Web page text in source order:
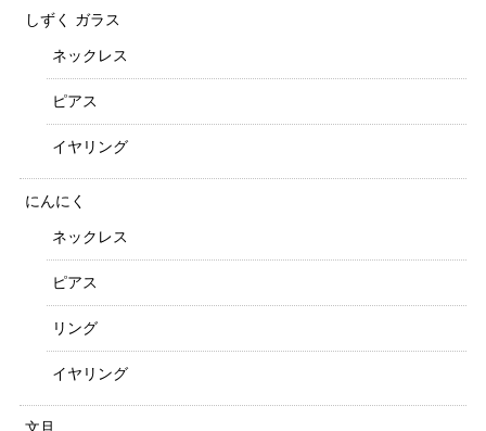
しずく ガラス
ネックレス
ピアス
イヤリング
にんにく
ネックレス
ピアス
リング
イヤリング
文旦